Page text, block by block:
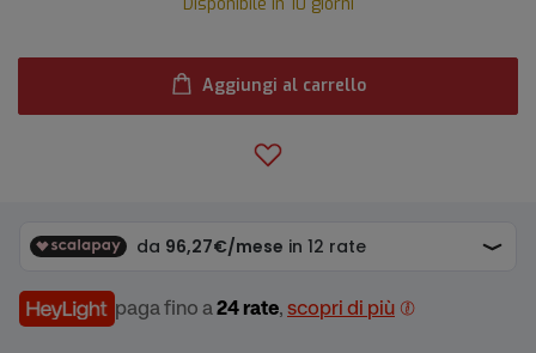
Aggiungi al carrello
paga fino a 24 rate, scopri di più